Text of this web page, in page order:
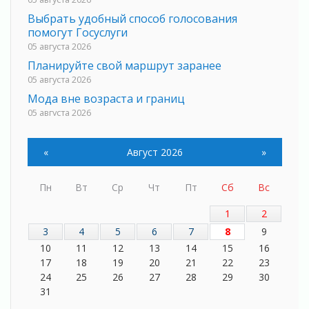
Выбрать удобный способ голосования
помогут Госуслуги
05 августа 2026
Планируйте свой маршрут заранее
05 августа 2026
Мода вне возраста и границ
05 августа 2026
Добровольцы огненного фронта
С заботой о здоровье
Лучшая из лучших
05 августа 2026
Пульс региона
05 августа 2026
«Результат командный, заслуга каждого
« Август 2026 »
Пн Вт Ср Чт Пт Сб
Вс
1
2
3
4 5 6 7 8
9
10
11 12 13 14 15
16
17
18 19 20 21 22
23
24
25 26 27 28 29
30
31